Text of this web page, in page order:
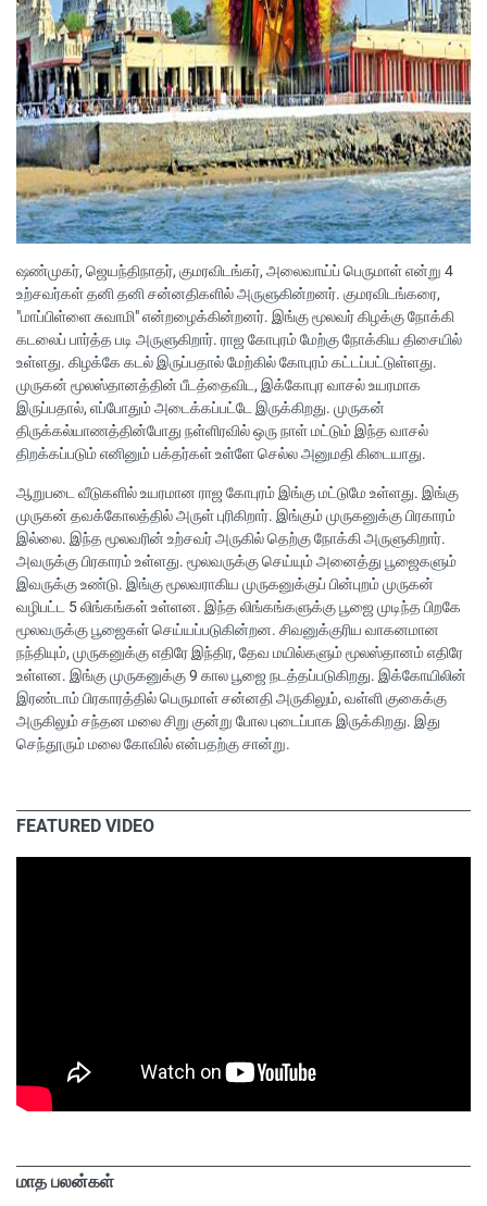
ஷண்முகர், ஜெயந்திநாதர், குமரவிடங்கர், அலைவாய்ப் பெருமாள் என்று 4
உற்சவர்கள் தனி தனி சன்னதிகளில் அருளுகின்றனர். குமரவிடங்கரை,
"மாப்பிள்ளை சுவாமி" என்றழைக்கின்றனர். இங்கு மூலவர் கிழக்கு நோக்கி
கடலைப் பார்த்த படி அருளுகிறார். ராஜ கோபுரம் மேற்கு நோக்கிய திசையில்
உள்ளது. கிழக்கே கடல் இருப்பதால் மேற்கில் கோபுரம் கட்டப்பட்டுள்ளது.
முருகன் மூலஸ்தானத்தின் பீடத்தைவிட, இக்கோபுர வாசல் உயரமாக
இருப்பதால், எப்போதும் அடைக்கப்பட்டே இருக்கிறது. முருகன்
திருக்கல்யாணத்தின்போது நள்ளிரவில் ஒரு நாள் மட்டும் இந்த வாசல்
திறக்கப்படும் எனினும் பக்தர்கள் உள்ளே செல்ல அனுமதி கிடையாது.
ஆறுபடை வீடுகளில் உயரமான ராஜ கோபுரம் இங்கு மட்டுமே உள்ளது. இங்கு
முருகன் தவக்கோலத்தில் அருள் புரிகிறார். இங்கும் முருகனுக்கு பிரகாரம்
இல்லை. இந்த மூலவரின் உற்சவர் அருகில் தெற்கு நோக்கி அருளுகிறார்.
அவருக்கு பிரகாரம் உள்ளது. மூலவருக்கு செய்யும் அனைத்து பூஜைகளும்
இவருக்கு உண்டு. இங்கு மூலவராகிய முருகனுக்குப் பின்புறம் முருகன்
வழிபட்ட 5 லிங்கங்கள் உள்ளன. இந்த லிங்கங்களுக்கு பூஜை முடிந்த பிறகே
மூலவருக்கு பூஜைகள் செய்யப்படுகின்றன. சிவனுக்குரிய வாகனமான
நந்தியும், முருகனுக்கு எதிரே இந்திர, தேவ மயில்களும் மூலஸ்தானம் எதிரே
உள்ளன. இங்கு முருகனுக்கு 9 கால பூஜை நடத்தப்படுகிறது. இக்கோயிலின்
இரண்டாம் பிரகாரத்தில் பெருமாள் சன்னதி அருகிலும், வள்ளி குகைக்கு
அருகிலும் சந்தன மலை சிறு குன்று போல புடைப்பாக இருக்கிறது. இது
செந்தூரும் மலை கோவில் என்பதற்கு சான்று.
FEATURED VIDEO
மாத பலன்கள்